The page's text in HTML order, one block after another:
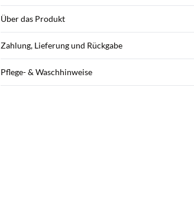
Über das Produkt
Zahlung, Lieferung und Rückgabe
Pflege- & Waschhinweise